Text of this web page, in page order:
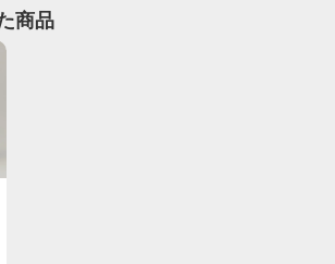
自宅で叶う、本場イタリアの味「教えて！ベリ
ッシモ先生」（ＳＬＣ倶楽部２０２６年２月）
商品